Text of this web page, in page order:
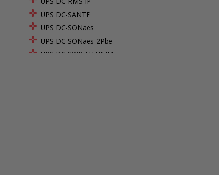
UPS DC-SANTE
UPS DC-SONaes
UPS DC-SONaes-2Pbe
UPS DC-SWP-LITHIUM